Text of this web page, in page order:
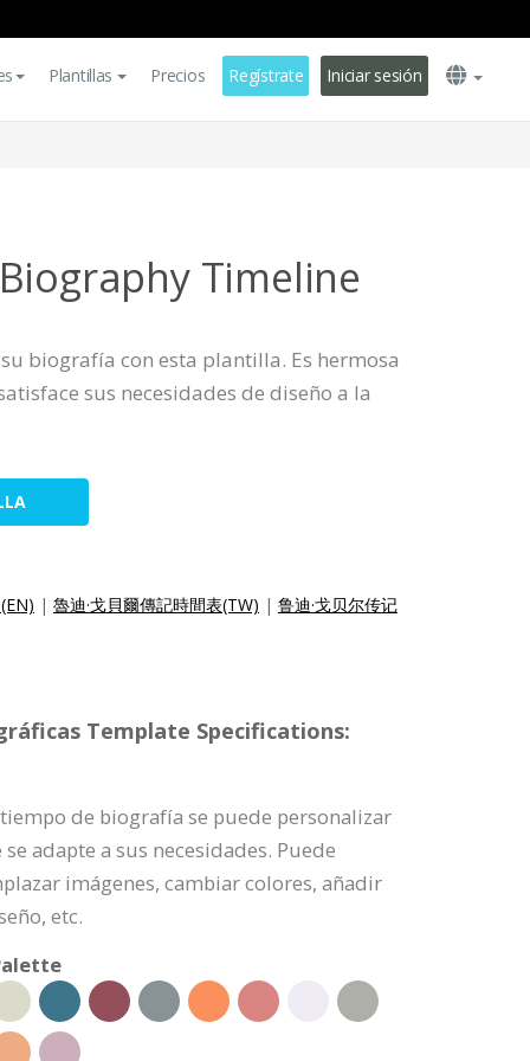
Plantillas Precios Regístrate Iniciar sesión
Timeline
biografía con esta plantilla. Es hermosa
sus necesidades de diseño a la
| 魯迪·戈貝爾傳記時間表(TW) | 鲁迪·戈贝尔传记
Template Specifications:
de biografía se puede personalizar
adapte a sus necesidades. Puede
imágenes, cambiar colores, añadir
etc.